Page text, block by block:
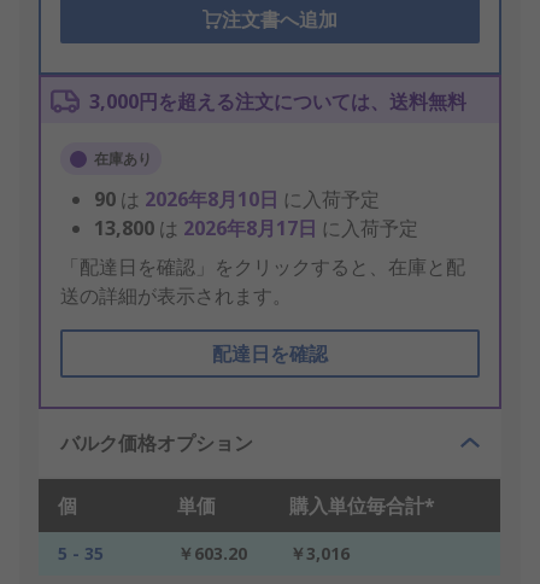
注文書へ追加
3,000円を超える注文については、送料無料
在庫あり
90 は 2026年8月10日 に入荷予定
13,800 は 2026年8月17日 に入荷予定
「配達日を確認」をクリックすると、在庫と配
送の詳細が表示されます。
配達日を確認
バルク価格オプション
個 単価 購入単位毎合計*
5 - 35 ￥603.20
￥3,016